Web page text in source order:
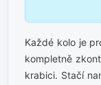
Každé kolo je
kompletně
krabici. Stačí